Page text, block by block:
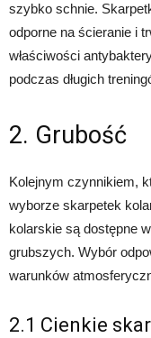
szybko schnie.
odporne na ścieranie i
właściwości
podczas długich
2. Grubość
Kolejnym czynnikiem,
wyborze skarpetek
kolarskie są dostępne
grubszych. Wybór
warunków
2.1 Cienkie